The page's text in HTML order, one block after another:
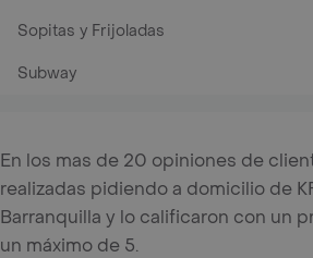
Sopitas y Frijoladas
Subway
En los mas de 20 opiniones de
realizadas pidiendo a domicilio de
Barranquilla y lo calificaron con un
un máximo de 5.